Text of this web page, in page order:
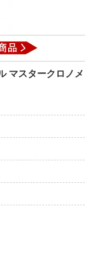
マスタークロノメ